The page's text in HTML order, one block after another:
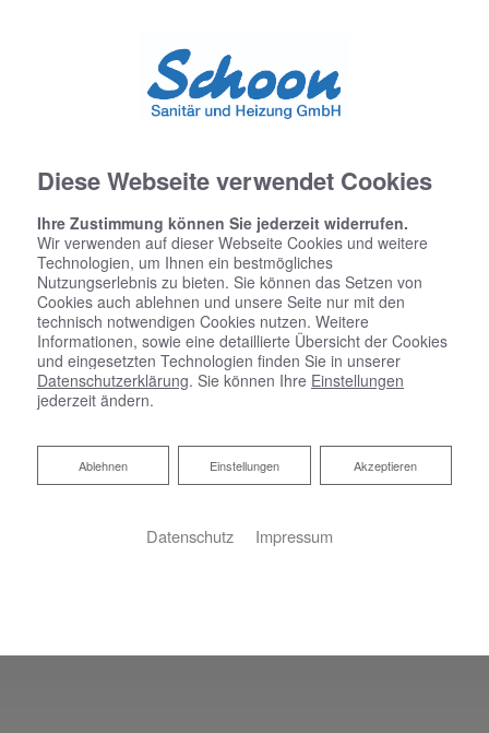
Diese Webseite verwendet Cookies
Ihre Zustimmung können Sie jederzeit widerrufen.
Wir verwenden auf dieser Webseite Cookies und weitere
Technologien, um Ihnen ein bestmögliches
Nutzungserlebnis zu bieten. Sie können das Setzen von
Cookies auch ablehnen und unsere Seite nur mit den
technisch notwendigen Cookies nutzen. Weitere
Informationen, sowie eine detaillierte Übersicht der Cookies
und eingesetzten Technologien finden Sie in unserer
Datenschutzerklärung. Sie können Ihre Einstellungen
jederzeit ändern.
Akzeptieren
Einstellungen
Ablehnen
Ablehnen
Datenschutz Impressum